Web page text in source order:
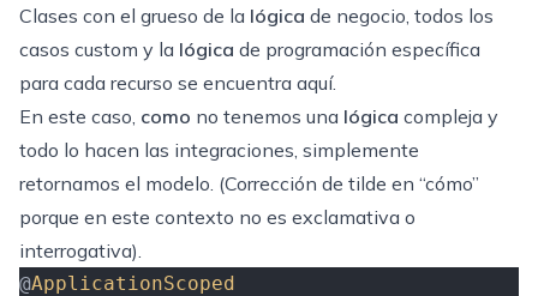
Clases con el grueso de la lógica de negocio, todos los
casos custom y la lógica de programación específica
para cada recurso se encuentra aquí.
En este caso, como no tenemos una lógica compleja y
todo lo hacen las integraciones, simplemente
retornamos el modelo. (Corrección de tilde en “cómo”
porque en este contexto no es exclamativa o
interrogativa).
@ApplicationScoped